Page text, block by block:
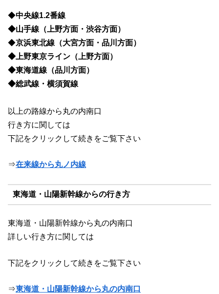
◆中央線1.2番線
◆山手線（上野方面・渋谷方面）
◆京浜東北線（大宮方面・品川方面）
◆上野東京ライン（上野方面）
◆東海道線（品川方面）
◆総武線・横須賀線
以上の路線から丸の内南口
行き方に関しては
下記をクリックして続きをご覧下さい
⇒在来線から丸ノ内線
東海道・山陽新幹線からの行き方
東海道・山陽新幹線から丸の内南口
詳しい行き方に関しては
下記をクリックして続きをご覧下さい
⇒東海道・山陽新幹線から丸の内南口